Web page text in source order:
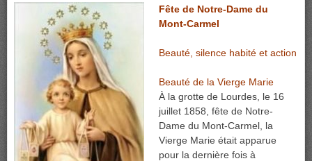
Fête de Notre-Dame du
Mont-Carmel
Beauté, silence habité et action
Beauté de la Vierge Marie
À la grotte de Lourdes, le 16
juillet 1858, fête de Notre-
Dame du Mont-Carmel, la
Vierge Marie était apparue
pour la dernière fois à